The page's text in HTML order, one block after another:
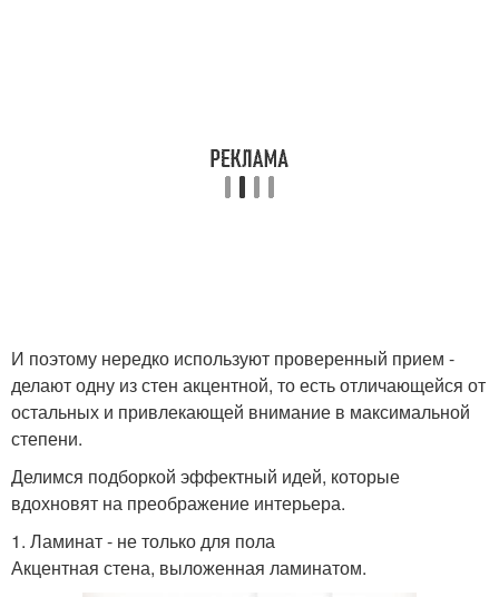
И поэтому нередко используют проверенный прием -
делают одну из стен акцентной, то есть отличающейся от
остальных и привлекающей внимание в максимальной
степени.
Делимся подборкой эффектный идей, которые
вдохновят на преображение интерьера.
1. Ламинат - не только для пола
Акцентная стена, выложенная ламинатом.